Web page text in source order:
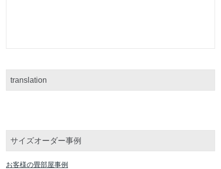
translation
サイズオーダー事例
お客様の畳部屋事例